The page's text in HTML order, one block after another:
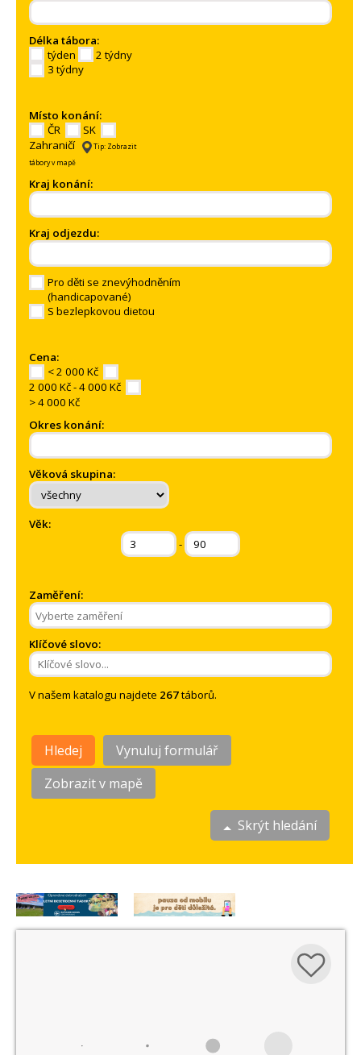
Délka tábora:
týden
2 týdny
3 týdny
Místo konání:
ČR
SK
Zahraničí
Tip: Zobrazit
tábory v mapě
Kraj konání:
Kraj odjezdu:
Pro děti se znevýhodněním
(handicapované)
S bezlepkovou dietou
Cena:
< 2 000 Kč
2 000 Kč - 4 000 Kč
> 4 000 Kč
Okres konání:
Věková skupina:
Věk:
-
Zaměření:
Klíčové slovo:
V našem katalogu najdete 267táborů.
Hledej
Vynuluj formulář
Zobrazit v mapě
Skrýt hledání